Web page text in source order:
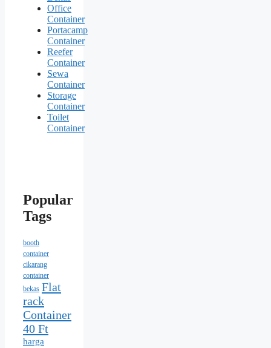
Office
Container
Portacamp
Container
Reefer
Container
Sewa
Container
Storage
Container
Toilet
Container
Popular
Tags
booth
container
cikarang
container
bekas Flat
rack
Container
40 Ft
harga